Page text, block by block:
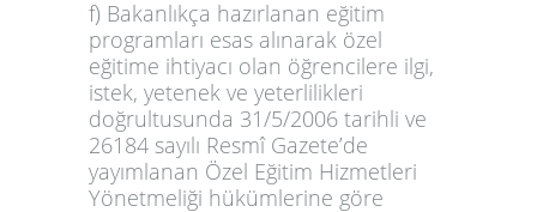
f) Bakanlıkça hazırlanan eğitim
programları esas alınarak özel
eğitime ihtiyacı olan öğrencilere ilgi,
istek, yetenek ve yeterlilikleri
doğrultusunda 31/5/2006 tarihli ve
26184 sayılı Resmî Gazete’de
yayımlanan Özel Eğitim Hizmetleri
Yönetmeliği hükümlerine göre